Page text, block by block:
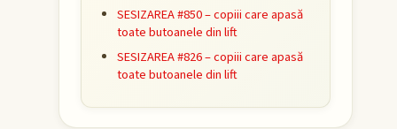
SESIZAREA #850 – copiii care apasă
toate butoanele din lift
SESIZAREA #826 – copiii care apasă
toate butoanele din lift